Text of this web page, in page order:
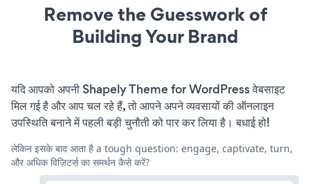
Remove the Guesswork of
Building Your Brand
यदि आपको अपनी Shapely Theme for WordPress वेबसाइट
मिल गई है और आप चल रहे हैं, तो आपने अपने व्यवसायों की ऑनलाइन
उपस्थिति बनाने में पहली बड़ी चुनौती को पार कर लिया है। बधाई हो!
लेकिन इसके बाद आता है a tough question: engage, captivate, turn,
और अधिक विज़िटर्स का समर्थन कैसे करें?